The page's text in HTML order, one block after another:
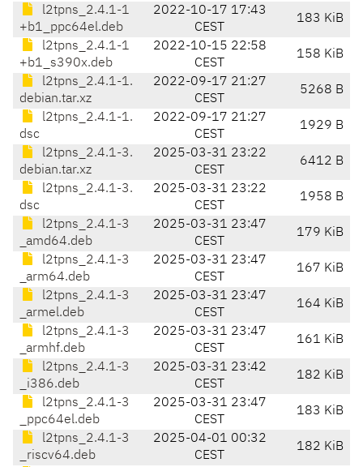
l2tpns_2.4.1-1
+b1_ppc64el.deb
2022-10-17 17:43
CEST
183 KiB
l2tpns_2.4.1-1
+b1_s390x.deb
2022-10-15 22:58
CEST
158 KiB
l2tpns_2.4.1-1.
debian.tar.xz
2022-09-17 21:27
CEST
5268 B
l2tpns_2.4.1-1.
dsc
2022-09-17 21:27
CEST
1929 B
l2tpns_2.4.1-3.
debian.tar.xz
2025-03-31 23:22
CEST
6412 B
l2tpns_2.4.1-3.
dsc
2025-03-31 23:22
CEST
1958 B
l2tpns_2.4.1-3
_amd64.deb
2025-03-31 23:47
CEST
179 KiB
l2tpns_2.4.1-3
_arm64.deb
2025-03-31 23:47
CEST
167 KiB
l2tpns_2.4.1-3
_armel.deb
2025-03-31 23:47
CEST
164 KiB
l2tpns_2.4.1-3
_armhf.deb
2025-03-31 23:47
CEST
161 KiB
l2tpns_2.4.1-3
_i386.deb
2025-03-31 23:42
CEST
182 KiB
l2tpns_2.4.1-3
_ppc64el.deb
2025-03-31 23:47
CEST
183 KiB
l2tpns_2.4.1-3
_riscv64.deb
2025-04-01 00:32
CEST
182 KiB